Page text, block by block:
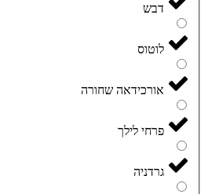
דבש
לוטוס
אורכידאה שחורה
פרחי לילך
גרדניה